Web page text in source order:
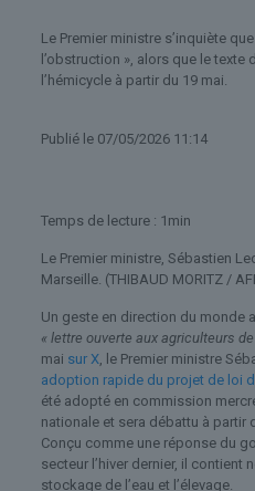
Le Premier ministre s’inquiète
l’obstruction », alors que le
l’hémicycle à partir du 19 mai.
Publié le 07/05/2026 11:14
Temps de lecture : 1min
Le Premier ministre, Sébastien
Marseille. (THIBAUD MORITZ /
Un geste en direction du monde
« lettre ouverte aux agriculteurs
mai sur X, le Premier ministre
adoption rapide du projet de loi
été adopté en commission
nationale et sera débattu à partir
Conçu comme une réponse du
secteur l’hiver dernier, il contient
stockage de l’eau et l’élevage.